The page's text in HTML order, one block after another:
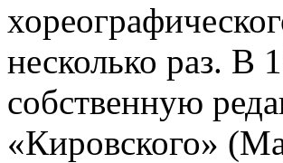
несколько раз. В
собственную
«Кировского»